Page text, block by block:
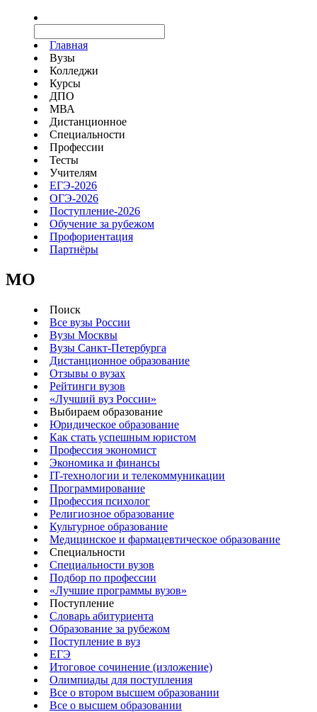
Главная
Вузы
Колледжи
Курсы
ДПО
МВА
Дистанционное
Специальности
Профессии
Тесты
Учителям
ЕГЭ-2026
ОГЭ-2026
Поступление-2026
Обучение за рубежом
Профориентация
Партнёры
MO
Поиск
Все вузы России
Вузы Москвы
Вузы Санкт-Петербурга
Дистанционное образование
Отзывы о вузах
Рейтинги вузов
«Лучший вуз России»
Выбираем образование
Юридическое образование
Как стать успешным юристом
Профессия экономист
Экономика и финансы
IT-технологии и телекоммуникации
Программирование
Профессия психолог
Религиозное образование
Культурное образование
Медицинское и фармацевтическое образование
Специальности
Специальности вузов
Подбор по профессии
«Лучшие программы вузов»
Поступление
Словарь абитуриента
Образование за рубежом
Поступление в вуз
ЕГЭ
Итоговое сочинение (изложение)
Олимпиады для поступления
Все о втором высшем образовании
Все о высшем образовании